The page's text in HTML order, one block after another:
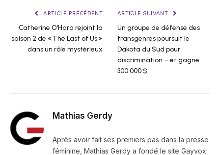
ARTICLE PRÉCÉDENT
Catherine O’Hara rejoint la
saison 2 de « The Last of Us »
dans un rôle mystérieux
ARTICLE SUIVANT
Un groupe de défense des
transgenres poursuit le
Dakota du Sud pour
discrimination – et gagne
300 000 $
Mathias Gerdy
Après avoir fait ses premiers pas dans la presse
féminine, Mathias Gerdy a fondé le site Gayvox